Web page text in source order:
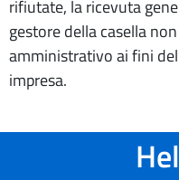
rifiutate, la ricevuta
gestore della casella
amministrativo ai fini
impresa.